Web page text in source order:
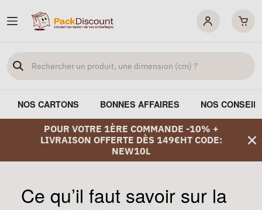
NOS CARTONS BONNES AFFAIRES NOS
POUR VOTRE 1ÈRE COMMANDE -10% +
LIVRAISON OFFERTE DÈS 149€HT CODE:
NEW10L
Ce qu’il faut savoir sur la